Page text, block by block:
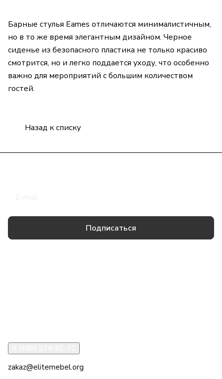
Барные стулья Eames отличаются минималистичным,
но в то же время элегантным дизайном. Черное
сиденье из безопасного пластика не только красиво
смотрится, но и легко поддается уходу, что особенно
важно для мероприятий с большим количеством
гостей.
Назад к списку
Подписаться
zakaz@elitemebel.org